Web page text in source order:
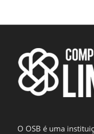
O OSB é uma